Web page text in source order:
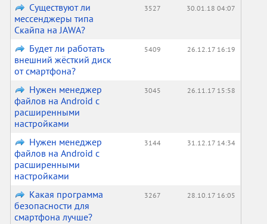
Существуют ли
мессенджеры типа
Скайпа на JAWA?
3527 30.01.18 04:07
Будет ли работать
внешний жёсткий диск
от смартфона?
5409 26.12.17 16:19
Нужен менеджер
файлов на Android с
расширенными
настройками
3045 26.11.17 15:58
Нужен менеджер
файлов на Android с
расширенными
настройками
3144 31.12.17 14:34
Какая программа
безопасности для
смартфона лучше?
3267 28.10.17 16:05